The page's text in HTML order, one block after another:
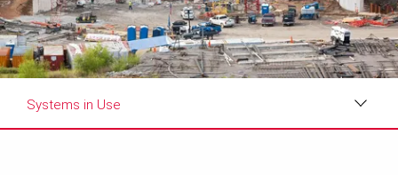
Systems in Use